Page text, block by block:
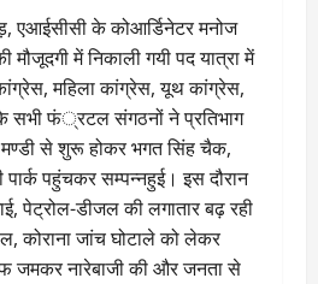
एआईसीसी के कोआर्डिनेटर मनोज
में निकाली गयी पद यात्रा में
महिला कांग्रेस, यूथ कांग्रेस,
सभी फं्रटल संगठनों ने प्रतिभाग
मण्डी से शुरू होकर भगत सिंह चैक,
पार्क पहुंचकर सम्पन्नहुई। इस दौरान
पेट्रोल-डीजल की लगातार बढ़ रही
कोराना जांच घोटाले को लेकर
जमकर नारेबाजी की और जनता से